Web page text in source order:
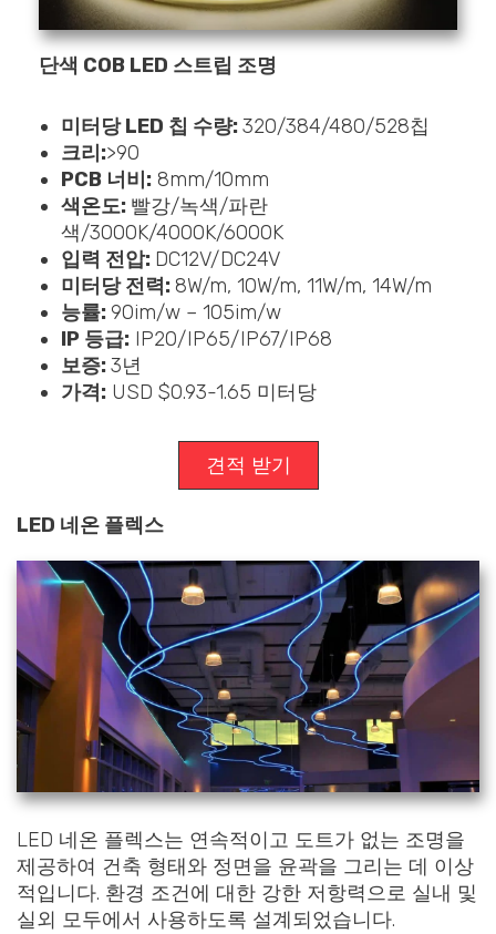
단색 COB LED 스트립 조명
미터당 LED 칩 수량:320/384/480/528칩
크리:>90
PCB 너비: 8mm/10mm
색온도: 빨강/녹색/파란
색/3000K/4000K/6000K
입력 전압: DC12V/DC24V
미터당 전력: 8W/m, 10W/m, 11W/m, 14W/m
능률: 90im/w – 105im/w
IP 등급: IP20/IP65/IP67/IP68
보증:3년
가격: USD $0.93-1.65 미터당
견적 받기
LED 네온 플렉스
LED 네온 플렉스는 연속적이고 도트가 없는 조명을
제공하여 건축 형태와 정면을 윤곽을 그리는 데 이상
적입니다. 환경 조건에 대한 강한 저항력으로 실내 및
실외 모두에서 사용하도록 설계되었습니다.